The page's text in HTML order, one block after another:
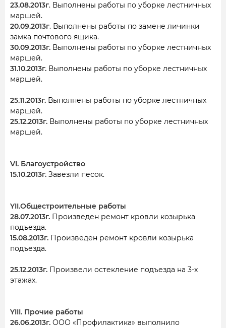
23.08.2013г. Выполнены работы по уборке лестничных
маршей.
20.09.2013г. Выполнены работы по замене личинки
замка почтового ящика.
30.09.2013г. Выполнены работы по уборке лестничных
маршей.
31.10.2013г. Выполнены работы по уборке лестничных
маршей.
25.11.2013г. Выполнены работы по уборке лестничных
маршей.
25.12.2013г. Выполнены работы по уборке лестничных
маршей.
VI. Благоустройство
15.10.2013г. Завезли песок.
YII.Общестроительные работы
28.07.2013г. Произведен ремонт кровли козырька
подъезда.
15.08.2013г. Произведен ремонт кровли козырька
подъезда.
25.12.2013г. Произвели остекление подъезда на 3-х
этажах.
YIII. Прочие работы
26.06.2013г. ООО «Профилактика» выполнило